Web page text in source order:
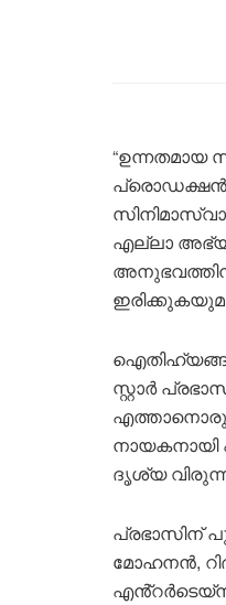
“ഉന്നതമായ
പ്രൊഡക്ഷൻ
എല്ലാ
സ്റ്റാർ
ദൃശ്യ
പ്രഭാസിന്
മോഹനൻ,